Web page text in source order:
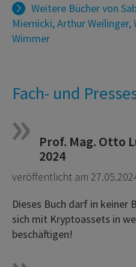
Weitere Bücher von
Miernicki,Arthur Weilinger,
Wimmer
Fach- und
Prof. Mag. Otto
2024
veröffentlicht am
Dieses Buch darf in keiner
sich mit Kryptoassets in
beschäftigen!